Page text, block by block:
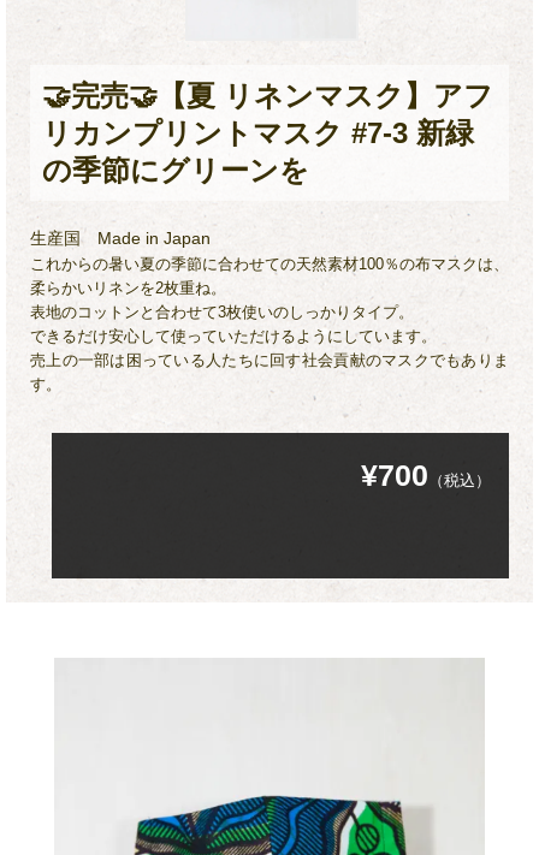
🤝完売🤝【夏 リネンマスク】アフ
リカンプリントマスク #7-3 新緑
の季節にグリーンを
生産国 Made in Japan
これからの暑い夏の季節に合わせての天然素材100％の布マスクは、
柔らかいリネンを2枚重ね。
表地のコットンと合わせて3枚使いのしっかりタイプ。
できるだけ安心して使っていただけるようにしています。
売上の一部は困っている人たちに回す社会貢献のマスクでもありま
す。
¥700 （税込）